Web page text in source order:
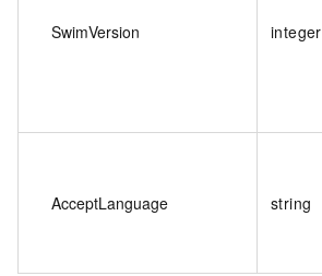
SwimVersion integer
AcceptLanguage string